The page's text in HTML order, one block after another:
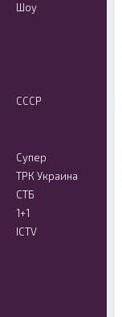
Шоу
СССР
Супер
ТРК Украина
СТБ
1+1
ICTV